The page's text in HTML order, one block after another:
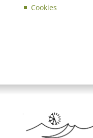
Cookies